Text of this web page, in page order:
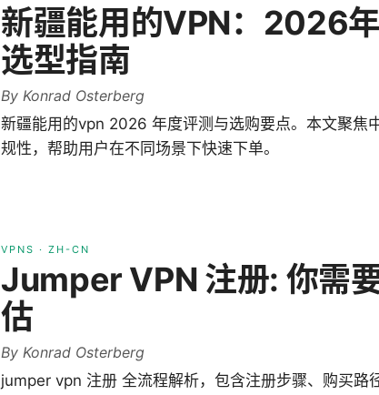
新疆能用的VPN：2026
选型指南
By Konrad Osterberg
新疆能用的vpn 2026 年度评测与选购要点。本文聚焦
规性，帮助用户在不同场景下快速下单。
VPNS · ZH-CN
Jumper VPN 注册: 你需
估
By Konrad Osterberg
jumper vpn 注册 全流程解析，包含注册步骤、购买路